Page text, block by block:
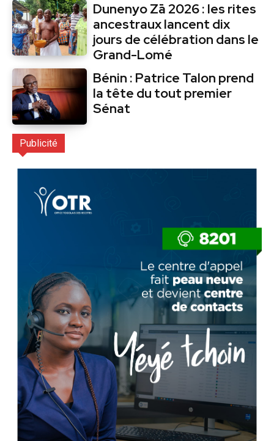
Dunenyo Zā 2026 : les rites
ancestraux lancent dix
jours de célébration dans le
Grand-Lomé
Bénin : Patrice Talon prend
la tête du tout premier
Sénat
Publicité